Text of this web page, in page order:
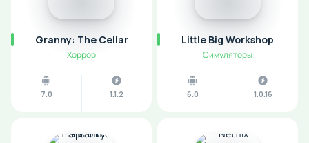
Granny: The Cellar
Хоррор
7.0 1.1.2
Little Big Workshop
Симуляторы
6.0 1.0.16